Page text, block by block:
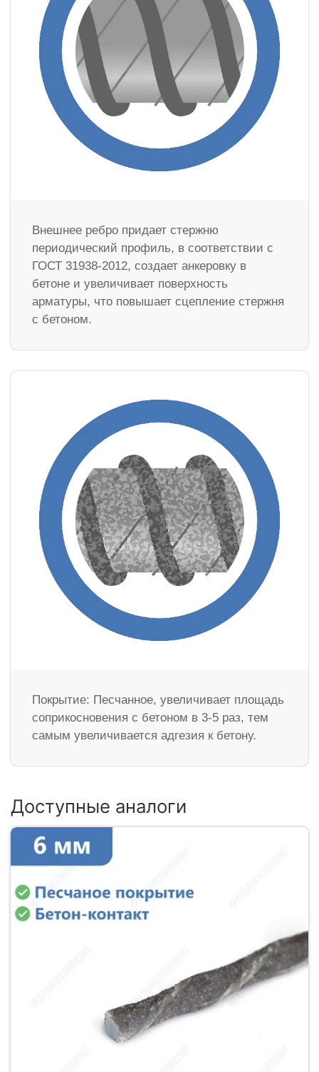
Внешнее ребро придает стержню
периодический профиль, в соответствии с
ГОСТ 31938-2012, создает анкеровку в
бетоне и увеличивает поверхность
арматуры, что повышает сцепление стержня
с бетоном.
Покрытие: Песчанное, увеличивает площадь
соприкосновения с бетоном в 3-5 раз, тем
самым увеличивается адгезия к бетону.
Доступные аналоги